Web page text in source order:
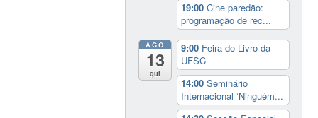
19:00Cine paredão:
programação de rec...
AGO
13
qui
9:00 Feira do Livro da
UFSC
14:00Seminário
Internacional ‘Ninguém...